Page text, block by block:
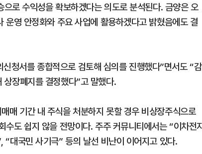
로 수익성을 확보하겠다는 의도로 분석된다. 금양은 오
영 안정화와 주요 사업에 활용하겠다고 밝혔음에도 결
청서를 종합적으로 검토해 심의를 진행했다”면서도 “감
장폐지를 결정했다”고 말했다.
매 기간 내 주식을 처분하지 못할 경우 비상장주식으로
도 쉽지 않을 전망이다. 주주 커뮤니티에서는 “이차전
대국민 사기극” 등의 날선 비난이 이어지고 있다.